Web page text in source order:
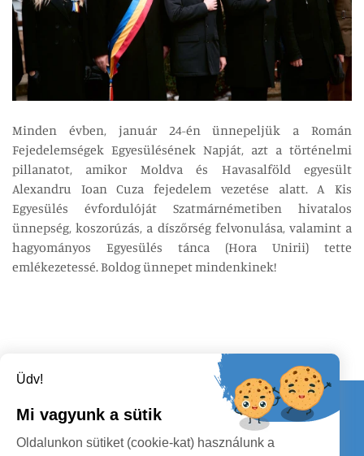
Minden évben, január 24-én ünnepeljük a Román
Fejedelemségek Egyesülésének Napját, azt a történelmi
pillanatot, amikor Moldva és Havasalföld egyesült
Alexandru Ioan Cuza fejedelem vezetése alatt. A Kis
Egyesülés évfordulóját Szatmárnémetiben hivatalos
ünnepség, koszorúzás, a díszőrség felvonulása, valamint a
hagyományos Egyesülés tánca (Hora Unirii) tette
emlékezetessé. Boldog ünnepet mindenkinek!
Kapcsolat
KÖVESSENEK
Üdv!
Mi vagyunk a sütik
Oldalunkon sütiket (cookie-kat) használunk a